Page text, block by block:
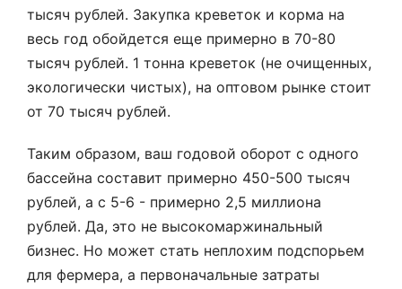
тысяч рублей. Закупка креветок и корма на
весь год обойдется еще примерно в 70-80
тысяч рублей. 1 тонна креветок (не очищенных,
экологически чистых), на оптовом рынке стоит
от 70 тысяч рублей.
Таким образом, ваш годовой оборот с одного
бассейна составит примерно 450-500 тысяч
рублей, а с 5-6 - примерно 2,5 миллиона
рублей. Да, это не высокомаржинальный
бизнес. Но может стать неплохим подспорьем
для фермера, а первоначальные затраты